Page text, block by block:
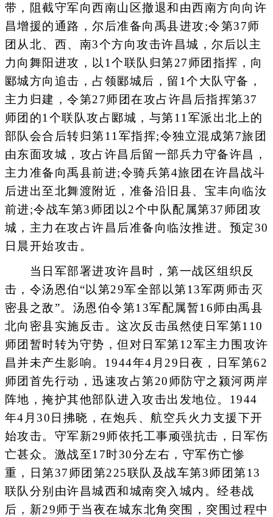
带，阻截守军向西南山区撤退和由西南方向向许
昌增援的通路，尔后准备向禹县进攻;令第37师
团从北、西、南3个方向攻击许昌城，尔后以主
力向舞阳进攻，以1个联队归第27师团指挥，向
郾城方向追击，占领郾城后，留1个大队守备，
主力归建，令第27师团在攻占许昌后指挥第37
师团的1个联队攻占郾城，与第11军派出北上的
部队会合后转归第11军指挥;令独立混成第7旅团
由东面攻城，攻占许昌后留一部兵力守备许昌，
主力准备向禹县前进;令骑兵第4旅团在许昌战斗
后进出至北舞渡附近，准备沿旧县、宝丰向临汝
前进;令战车第3师团以2个中队配属第37师团攻
城，主力在攻占许昌后准备向临汝推进。预定30
日晨开始攻击。
当日军部署进攻许昌时，第一战区组织反
击，令汤恩伯“以第29军全部以第13军两师击灭
密县之敌”。汤恩伯令第13军配属暂16师由禹县
北向密县实施反击。这次反击虽然使日军第110
师团暂时转为守势，但对日军第12军主力围攻许
昌并未产生影响。1944年4月29日夜，日军第62
师团首先行动，迅速攻占第20师防守之颍河两岸
阵地，掩护其他部队进入攻击出发地位。1944
年4月30日拂晓，在炮兵、航空兵火力支援下开
始攻击。守军新29师依托工事顽强抗击，日军伤
亡甚众。激战至17时30分左右，守军伤亡惨
重，日第37师团第225联队及战车第3师团第13
联队分别由许昌城西和城南突入城内。经巷战
后，新29师于当夜在城东北角突围，突围过程中